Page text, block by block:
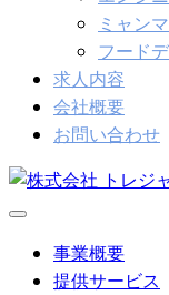
ミャン
フード
求人内容
会社概要
お問い合わせ
事業概要
提供サービス